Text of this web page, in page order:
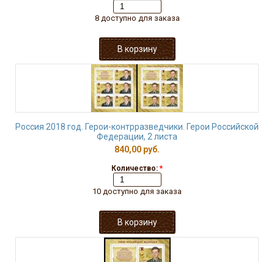
8 доступно для заказа
Россия 2018 год. Герои-контрразведчики. Герои Российской
Федерации, 2 листа
840,00 руб.
Количество: *
10 доступно для заказа